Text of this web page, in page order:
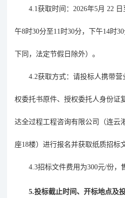
4.1获取时间：2026年5月 22
午8时30分至11时30分，下午14时
下同，法定节假日除外）。
4.2获取方式： 请投标人携带营
权委托书原件、授权委托人身份证
达全过程工程咨询有限公司（连云
座18楼）进行报名并获取纸质招标
4.3招标文件费用为300元/份，
5.投标截止时间 、开标地点及